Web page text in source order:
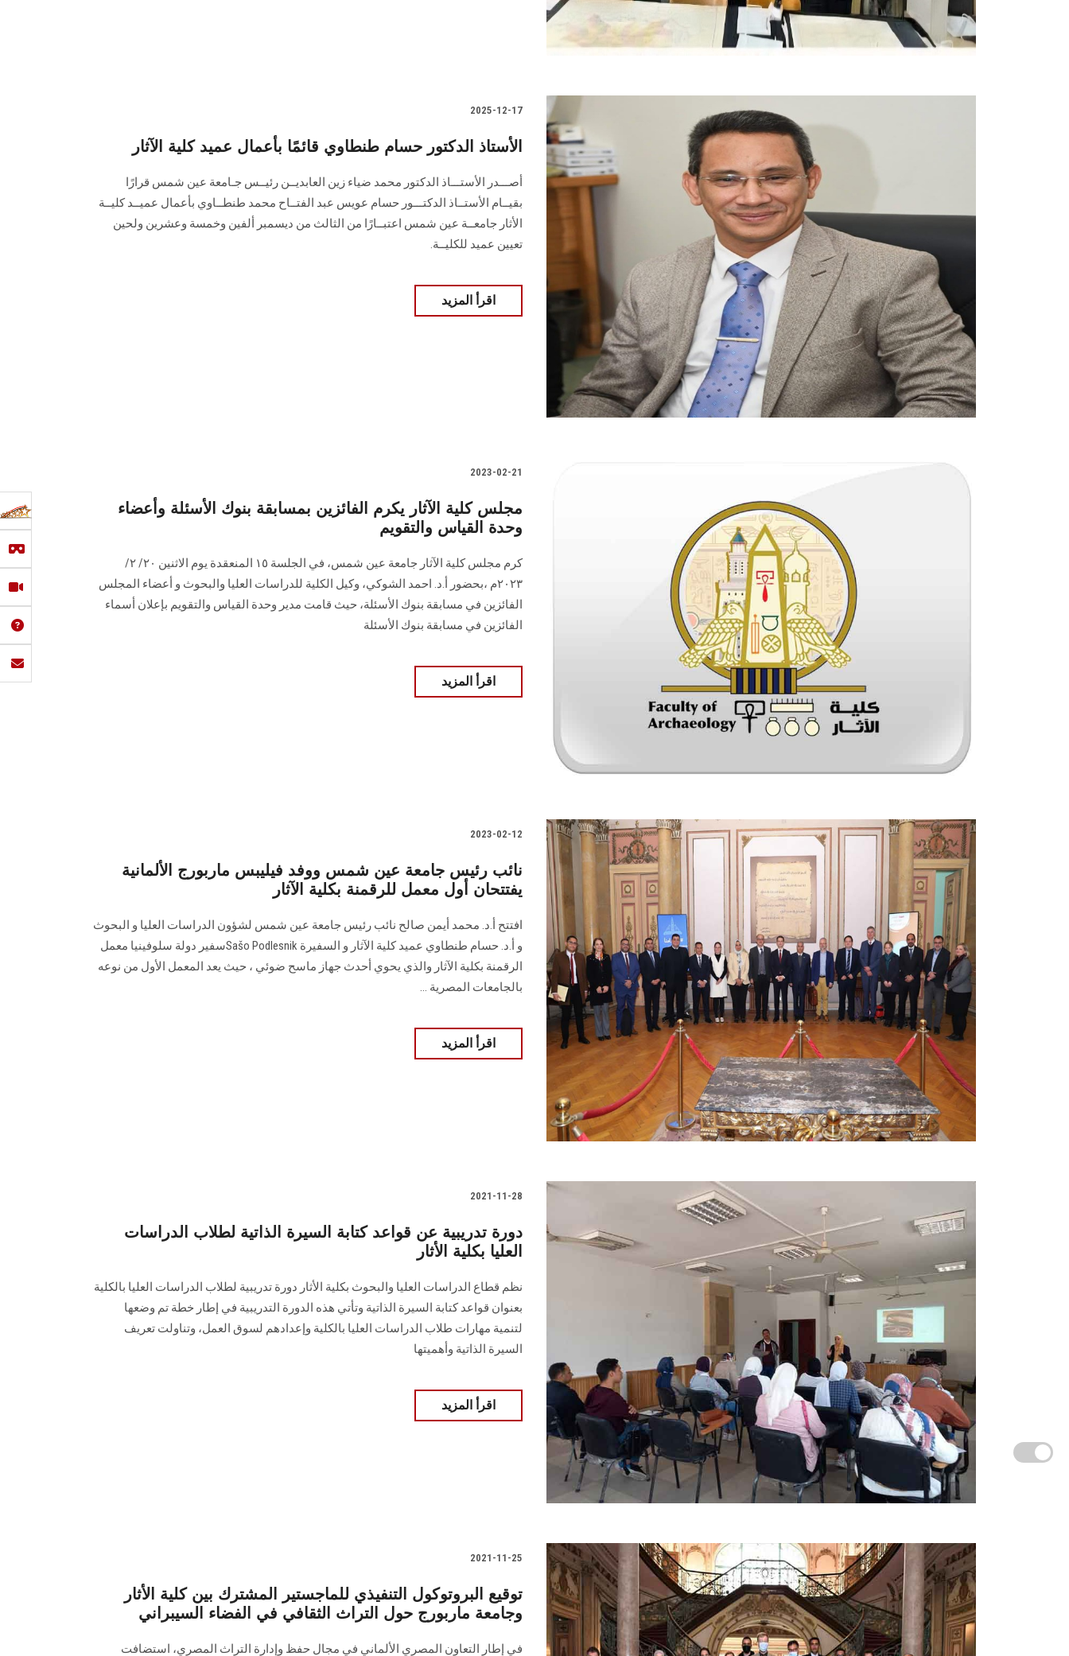
2025-12-17
الأستاذ الدكتور حسام طنطاوي قائمًا بأعمال عميد كلية الآثار
أصـــدر الأستـــاذ الدكتور محمد ضياء زين العابديــن رئيــس جـامعة عين شمس قرارًا
بقيــام الأستــاذ الدكتـــور حسام عويس عبد الفتــاح محمد طنطــاوي بأعمال عميــد كليــة
الأثار جامعــة عين شمس اعتبــارًا من الثالث من ديسمبر ألفين وخمسة وعشرين ولحين
تعيين عميد للكليــة.
اقرأ المزيد
2023-02-21
مجلس كلية الآثار يكرم الفائزين بمسابقة بنوك الأسئلة وأعضاء
وحدة القياس والتقويم
كرم مجلس كلية الآثار جامعة عين شمس، في الجلسة ١٥ المنعقدة يوم الاثنين ٢٠/ ٢/
٢٠٢٣م ،بحضور أ.د. احمد الشوكي، وكيل الكلية للدراسات العليا والبحوث و أعضاء المجلس
الفائزين في مسابقة بنوك الأسئلة، حيث قامت مدير وحدة القياس والتقويم بإعلان أسماء
الفائزين في مسابقة بنوك الأسئلة
اقرأ المزيد
2023-02-12
نائب رئيس جامعة عين شمس ووفد فيليبس ماربورج الألمانية
يفتتحان أول معمل للرقمنة بكلية الآثار
افتتح أ.د. محمد أيمن صالح نائب رئيس جامعة عين شمس لشؤون الدراسات العليا و البحوث
و أ.د. حسام طنطاوي عميد كلية الآثار و السفيرة Sašo Podlesnikسفير دولة سلوفينيا معمل
الرقمنة بكلية الآثار والذي يحوي أحدث جهاز ماسح ضوئي ، حيث يعد المعمل الأول من نوعه
بالجامعات المصرية ...
اقرأ المزيد
2021-11-28
دورة تدريبية عن قواعد كتابة السيرة الذاتية لطلاب الدراسات
العليا بكلية الأثار
نظم قطاع الدراسات العليا والبحوث بكلية الأثار دورة تدريبية لطلاب الدراسات العليا بالكلية
بعنوان قواعد كتابة السيرة الذاتية وتأتي هذه الدورة التدريبية في إطار خطة تم وضعها
لتنمية مهارات طلاب الدراسات العليا بالكلية وإعدادهم لسوق العمل، وتناولت تعريف
السيرة الذاتية وأهميتها
اقرأ المزيد
2021-11-25
توقيع البروتوكول التنفيذي للماجستير المشترك بين كلية الأثار
وجامعة ماربورج حول التراث الثقافي في الفضاء السيبراني
في إطار التعاون المصري الألماني في مجال حفظ وإدارة التراث المصري، استضافت